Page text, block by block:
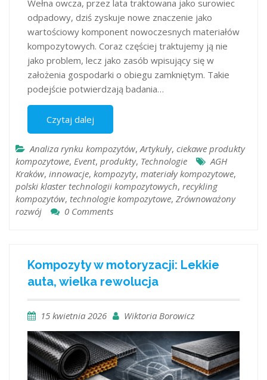
Wełna owcza, przez lata traktowana jako surowiec
odpadowy, dziś zyskuje nowe znaczenie jako
wartościowy komponent nowoczesnych materiałów
kompozytowych. Coraz częściej traktujemy ją nie
jako problem, lecz jako zasób wpisujący się w
założenia gospodarki o obiegu zamkniętym. Takie
podejście potwierdzają badania…
Czytaj dalej
Analiza rynku kompozytów,Artykuły, ciekawe produkty
kompozytowe, Event, produkty, Technologie
AGH
Kraków, innowacje, kompozyty, materiały kompozytowe,
polski klaster technologii kompozytowych, recykling
kompozytów, technologie kompozytowe, Zrównoważony
rozwój
0 Comments
Kompozyty w motoryzacji: Lekkie
auta, wielka rewolucja
15 kwietnia 2026 Wiktoria Borowicz